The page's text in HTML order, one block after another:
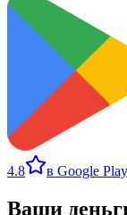
4.8 в Google Play
Ваши